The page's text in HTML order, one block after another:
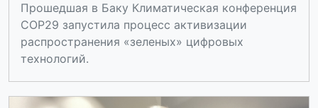
Прошедшая в Баку Климатическая конференция
СОР29 запустила процесс активизации
распространения «зеленых» цифровых
технологий.